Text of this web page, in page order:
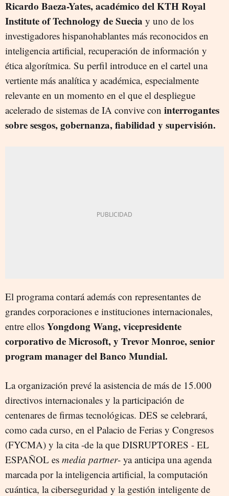
Ricardo Baeza-Yates, académico del KTH Royal
Institute of Technology de Suecia y uno de los
investigadores hispanohablantes más reconocidos en
inteligencia artificial, recuperación de información y
ética algorítmica. Su perfil introduce en el cartel una
vertiente más analítica y académica, especialmente
relevante en un momento en el que el despliegue
acelerado de sistemas de IA convive con interrogantes
sobre sesgos, gobernanza, fiabilidad y supervisión.
El programa contará además con representantes de
grandes corporaciones e instituciones internacionales,
entre ellos Yongdong Wang, vicepresidente
corporativo de Microsoft, y Trevor Monroe, senior
program manager del Banco Mundial.
La organización prevé la asistencia de más de 15.000
directivos internacionales y la participación de
centenares de firmas tecnológicas. DES se celebrará,
como cada curso, en el Palacio de Ferias y Congresos
(FYCMA) y la cita -de la que DISRUPTORES - EL
ESPAÑOL es media partner- ya anticipa una agenda
marcada por la inteligencia artificial, la computación
cuántica, la ciberseguridad y la gestión inteligente de